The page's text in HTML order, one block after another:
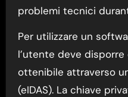
problemi tecnici
Per utilizzare un
l’utente deve disporre
ottenibile attraverso
(eIDAS). La chiave